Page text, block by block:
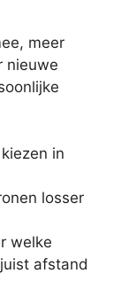
meer
nieuwe
in
losser
welke
afstand